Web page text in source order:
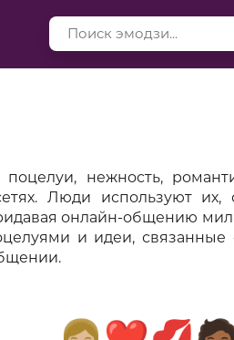
нежность,
Люди используют их,
онлайн-общению
и идеи,